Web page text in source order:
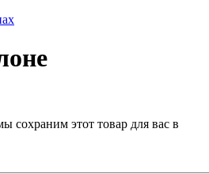
сохраним этот товар для вас в